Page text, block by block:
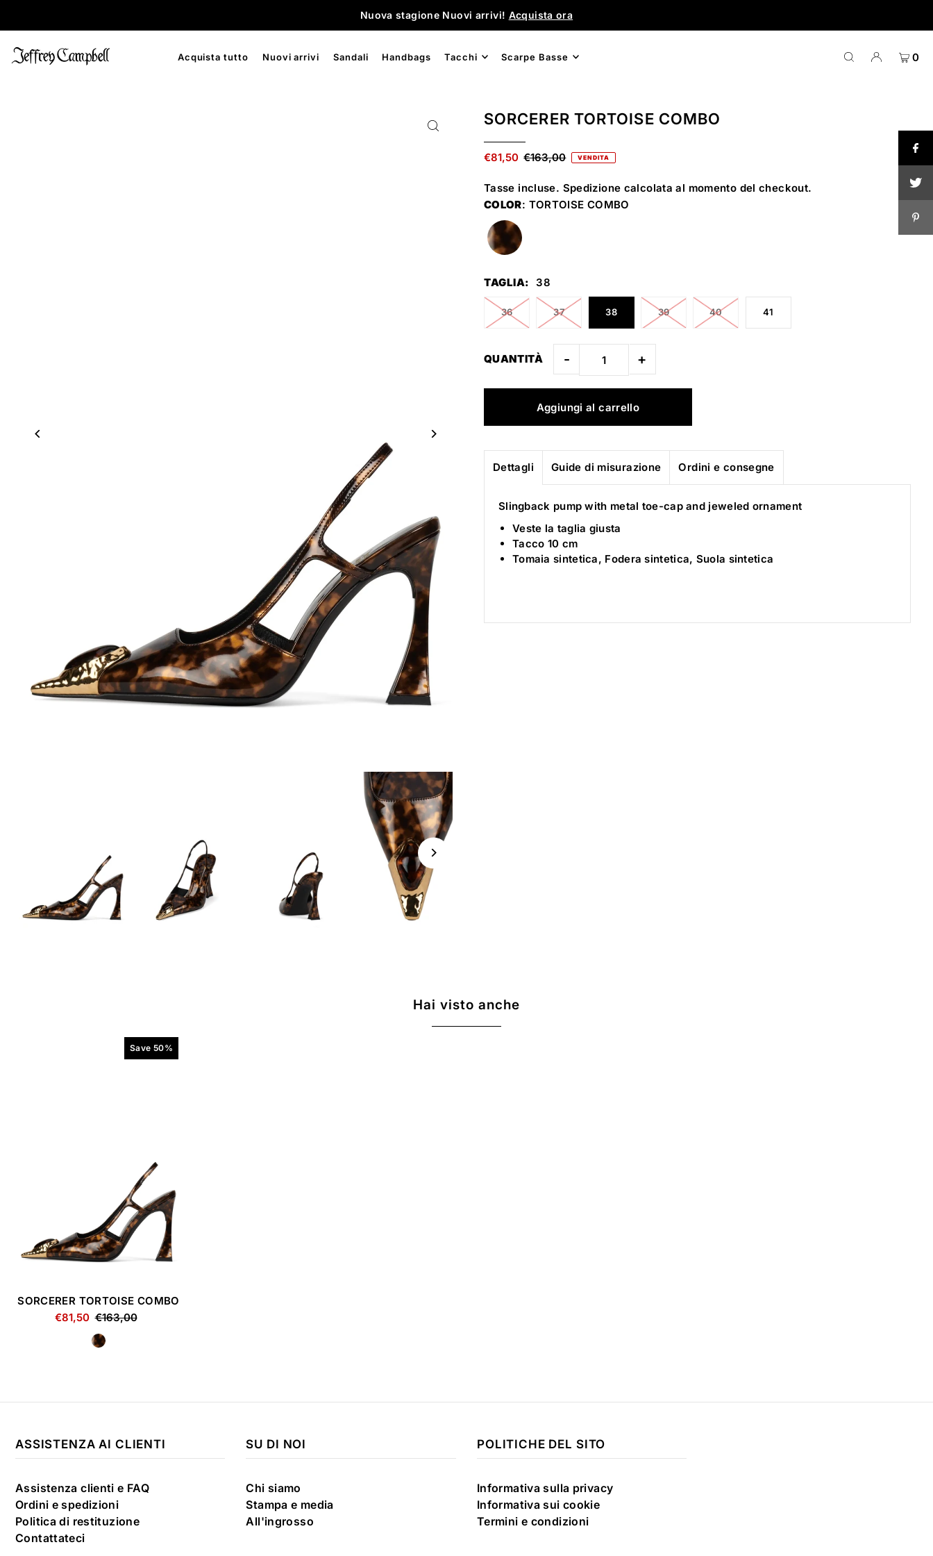
Nuova stagione Nuovi arrivi! Acquista ora
Acquista tutto Nuovi arrivi Sandali Handbags Tacchi Scarpe Basse 0
SORCERER TORTOISE COMBO
€81,50 €163,00 VENDITA
Tasse incluse. Spedizione calcolata al momento del checkout.
COLOR: TORTOISE COMBO
TAGLIA: 38
36 37 38 39 40 41
QUANTITÀ - +
Dettagli Guide di misurazione Ordini e consegne
Slingback pump with metal toe-cap and jeweled ornament
Veste la taglia giusta
Tacco 10 cm
Tomaia sintetica, Fodera sintetica, Suola sintetica
Hai visto anche
Save 50%
SORCERER TORTOISE COMBO
€81,50 €163,00
ASSISTENZA AI CLIENTI
Assistenza clienti e FAQ
Ordini e spedizioni
Politica di restituzione
Contattateci
SU DI NOI
Chi siamo
Stampa e media
All'ingrosso
POLITICHE DEL SITO
Informativa sulla privacy
Informativa sui cookie
Termini e condizioni